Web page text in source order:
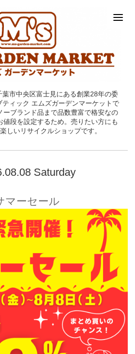
市中央区富士見にある創業28年の委
ィック エムズガーデンマーケットで
ーブランド品まで品数豊富で格安なの
値段を設定するため。売りたい方にも
しいリサイクルショップです。
Saturday
マーセール